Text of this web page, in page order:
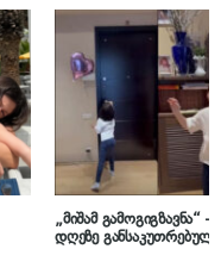
„მიშამ გამოგიგზავნა“
დღეზე